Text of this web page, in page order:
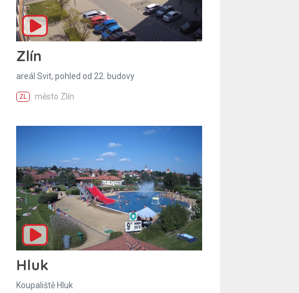
Zlín
areál Svit, pohled od 22. budovy
ZL město Zlín
Hluk
Koupaliště Hluk